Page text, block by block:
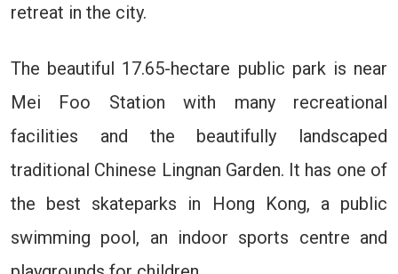
retreat in the city.
The beautiful 17.65-hectare public park is near
Mei Foo Station with many recreational
facilities and the beautifully landscaped
traditional Chinese Lingnan Garden. It has one of
the best skateparks in Hong Kong, a public
swimming pool, an indoor sports centre and